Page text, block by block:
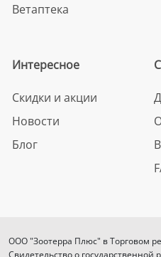
Ветаптека
Интересное
Скидки и акции
Новости
Блог
ООО "Зоотерра Плюс" в Торговом
Свидетельство о государственной